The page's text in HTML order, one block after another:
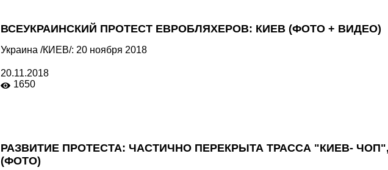
ВСЕУКРАИНСКИЙ ПРОТЕСТ ЕВРОБЛЯХЕРОВ: КИЕВ (ФОТО + ВИДЕО)
Украина /КИЕВ/: 20 ноября 2018
20.11.2018
1650
РАЗВИТИЕ ПРОТЕСТА: ЧАСТИЧНО ПЕРЕКРЫТА ТРАССА "КИЕВ-
(ФОТО)